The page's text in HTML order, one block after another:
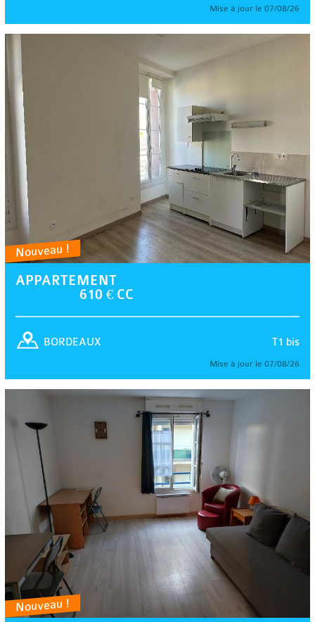
Mise à jour le 07/08/26
Nouveau !
APPARTEMENT
610 € CC
T1 bis
BORDEAUX
Mise à jour le 07/08/26
Nouveau !